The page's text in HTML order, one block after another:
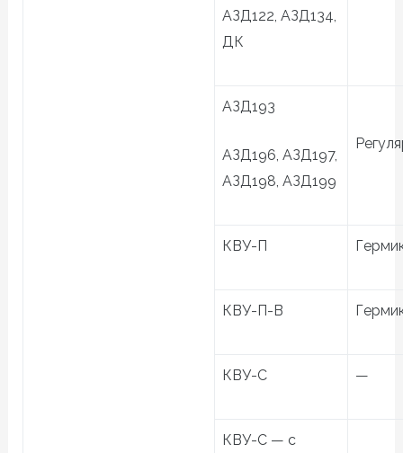
АЗД122, АЗД134,
ДК
АЗД193
АЗД196, АЗД197,
АЗД198, АЗД199
КВУ-П
КВУ-П-В
КВУ-С —
КВУ-С — с